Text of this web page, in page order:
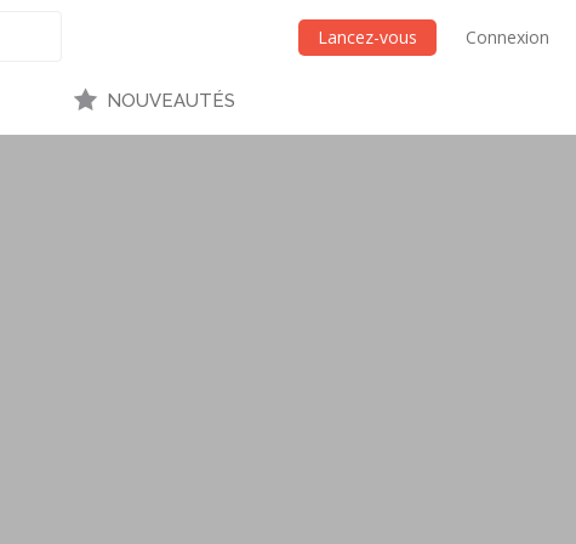
Lancez-vous Connexion
NOUVEAUTÉS